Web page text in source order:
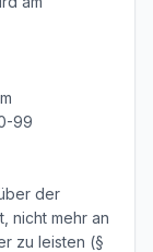
99
der
nicht mehr an
zu leisten (§